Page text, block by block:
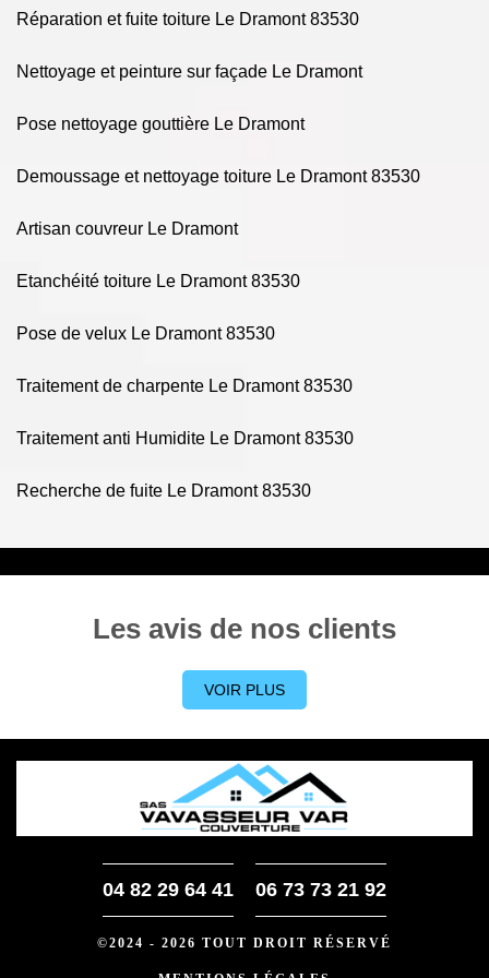
Réparation et fuite toiture Le Dramont 83530
Nettoyage et peinture sur façade Le Dramont
Pose nettoyage gouttière Le Dramont
Demoussage et nettoyage toiture Le Dramont 83530
Artisan couvreur Le Dramont
Etanchéité toiture Le Dramont 83530
Pose de velux Le Dramont 83530
Traitement de charpente Le Dramont 83530
Traitement anti Humidite Le Dramont 83530
Recherche de fuite Le Dramont 83530
Les avis de nos clients
VOIR PLUS
04 82 29 64 41 06 73 73 21 92
©2024 - 2026 TOUT DROIT RÉSERVÉ